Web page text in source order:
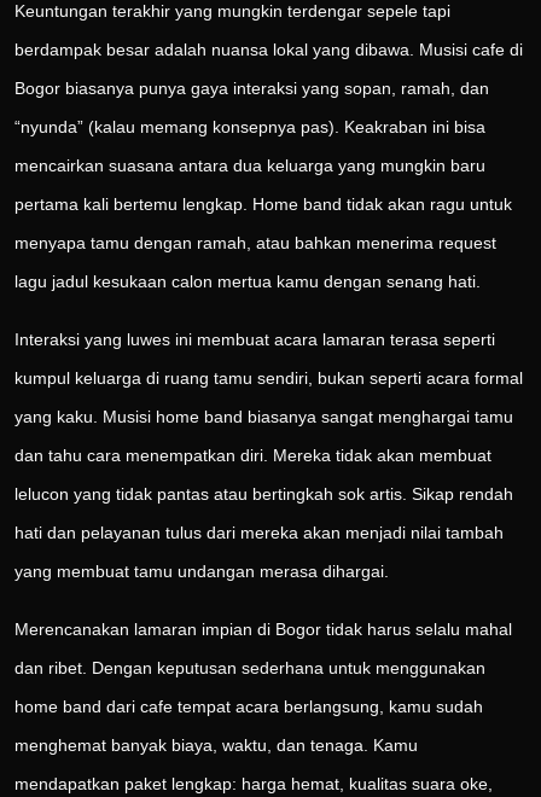
Keuntungan terakhir yang mungkin terdengar sepele tapi
berdampak besar adalah nuansa lokal yang dibawa. Musisi cafe di
Bogor biasanya punya gaya interaksi yang sopan, ramah, dan
“nyunda” (kalau memang konsepnya pas). Keakraban ini bisa
mencairkan suasana antara dua keluarga yang mungkin baru
pertama kali bertemu lengkap. Home band tidak akan ragu untuk
menyapa tamu dengan ramah, atau bahkan menerima request
lagu jadul kesukaan calon mertua kamu dengan senang hati.
Interaksi yang luwes ini membuat acara lamaran terasa seperti
kumpul keluarga di ruang tamu sendiri, bukan seperti acara formal
yang kaku. Musisi home band biasanya sangat menghargai tamu
dan tahu cara menempatkan diri. Mereka tidak akan membuat
lelucon yang tidak pantas atau bertingkah sok artis. Sikap rendah
hati dan pelayanan tulus dari mereka akan menjadi nilai tambah
yang membuat tamu undangan merasa dihargai.
Merencanakan lamaran impian di Bogor tidak harus selalu mahal
dan ribet. Dengan keputusan sederhana untuk menggunakan
home band dari cafe tempat acara berlangsung, kamu sudah
menghemat banyak biaya, waktu, dan tenaga. Kamu
mendapatkan paket lengkap: harga hemat, kualitas suara oke,